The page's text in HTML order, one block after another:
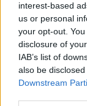
interest-based
us or personal
your opt-out.
disclosure of
IAB’s list of
also be
Downstream